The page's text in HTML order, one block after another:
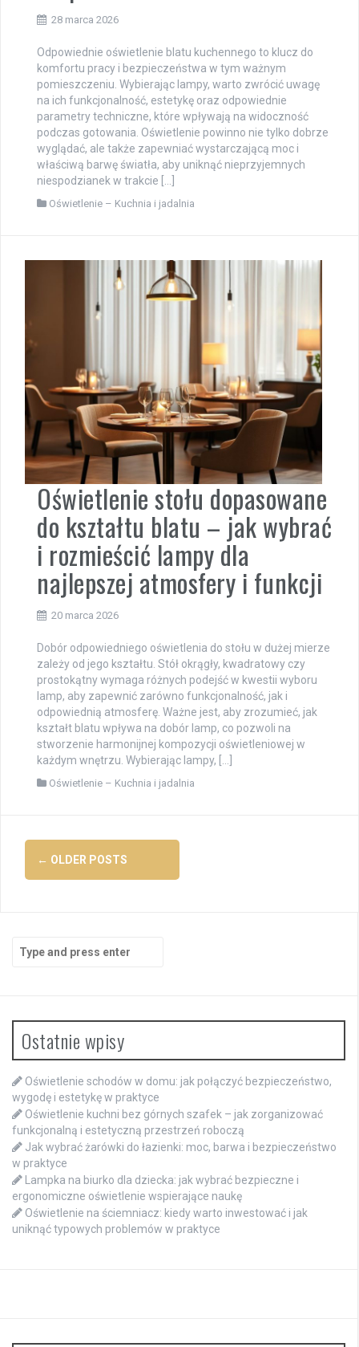
28 marca 2026
Odpowiednie oświetlenie blatu kuchennego to klucz do
komfortu pracy i bezpieczeństwa w tym ważnym
pomieszczeniu. Wybierając lampy, warto zwrócić uwagę
na ich funkcjonalność, estetykę oraz odpowiednie
parametry techniczne, które wpływają na widoczność
podczas gotowania. Oświetlenie powinno nie tylko dobrze
wyglądać, ale także zapewniać wystarczającą moc i
właściwą barwę światła, aby uniknąć nieprzyjemnych
niespodzianek w trakcie […]
Oświetlenie – Kuchnia i jadalnia
Oświetlenie stołu dopasowane
do kształtu blatu – jak wybrać
i rozmieścić lampy dla
najlepszej atmosfery i funkcji
20 marca 2026
Dobór odpowiedniego oświetlenia do stołu w dużej mierze
zależy od jego kształtu. Stół okrągły, kwadratowy czy
prostokątny wymaga różnych podejść w kwestii wyboru
lamp, aby zapewnić zarówno funkcjonalność, jak i
odpowiednią atmosferę. Ważne jest, aby zrozumieć, jak
kształt blatu wpływa na dobór lamp, co pozwoli na
stworzenie harmonijnej kompozycji oświetleniowej w
każdym wnętrzu. Wybierając lampy, […]
Oświetlenie – Kuchnia i jadalnia
Posts
navigation
← OLDER POSTS
for:
Ostatnie wpisy
Oświetlenie schodów w domu: jak połączyć bezpieczeństwo,
wygodę i estetykę w praktyce
Oświetlenie kuchni bez górnych szafek – jak zorganizować
funkcjonalną i estetyczną przestrzeń roboczą
Jak wybrać żarówki do łazienki: moc, barwa i bezpieczeństwo
w praktyce
Lampka na biurko dla dziecka: jak wybrać bezpieczne i
ergonomiczne oświetlenie wspierające naukę
Oświetlenie na ściemniacz: kiedy warto inwestować i jak
uniknąć typowych problemów w praktyce